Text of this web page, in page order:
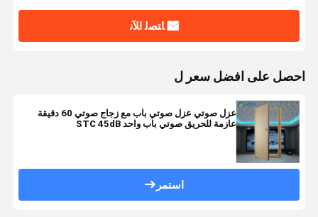
ﺎﺘﺼﻟ ﺍﻶﻧ
احصل على افضل سعر ل
عزل صوتي عزل صوتي باب مع زجاج صوتي 60 دقيقة
عازمة للحريق صوتي باب واحد STC 45dB
استمر